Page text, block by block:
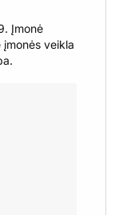
Įmonė
veikla